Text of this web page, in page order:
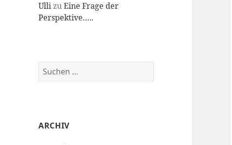
UllizuEine Frage der
Perspektive…..
u
n
ARCHIV